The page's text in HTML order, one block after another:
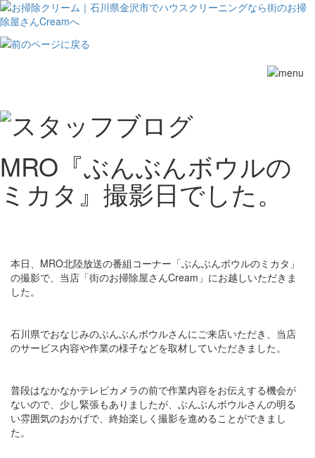
Toggle
MRO『ぶんぶんボウルの
ミカタ』撮影日でした。
本日、MRO北陸放送の番組コーナー「ぶんぶんボウルのミカタ」
の撮影で、当店「街のお掃除屋さんCream」にお越しいただきま
した。
石川県でおなじみのぶんぶんボウルさんにご来店いただき、当店
のサービス内容や作業の様子などを取材していただきました。
普段はなかなかテレビカメラの前で作業内容をお伝えする機会が
ないので、少し緊張もありましたが、ぶんぶんボウルさんの明る
い雰囲気のおかげで、終始楽しく撮影を進めることができまし
た。